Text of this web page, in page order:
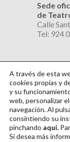
Sede
de
Calle
Tel: 924
A través de esta
cookies propias y
y su
web, personalizar
navegación. Al
consintiendo su
pinchando aquí.
Si desea más